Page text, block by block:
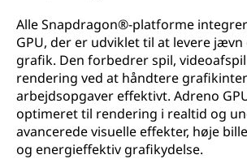
Alle Snapdragon®-platforme
GPU, der er udviklet til at levere jævn
grafik. Den forbedrer spil,
rendering ved at håndtere
arbejdsopgaver effektivt. Adreno
optimeret til rendering i realtid og
avancerede visuelle effekter, høje
og energieffektiv grafikydelse.